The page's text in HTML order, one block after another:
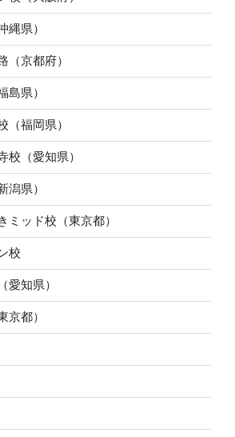
縄県）
（京都府）
島県）
（福岡県）
校（愛知県）
潟県）
ミッド校（東京都）
校
愛知県）
京都）